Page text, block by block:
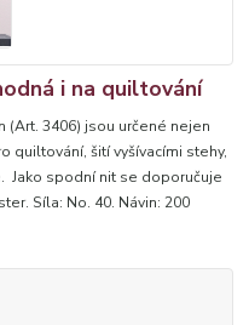
i na quiltování
(Art. 3406) jsou určené nejen
quiltování, šití vyšívacími stehy,
Jako spodní nit se doporučuje
Síla: No. 40. Návin: 200